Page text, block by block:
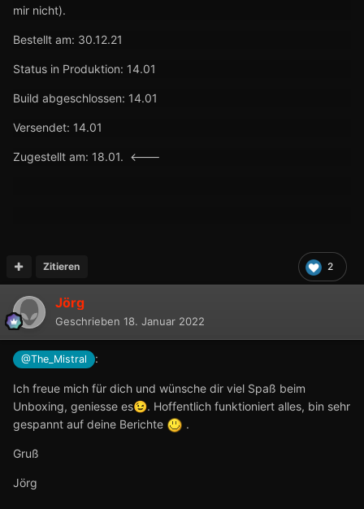
mir nicht).
Bestellt am: 30.12.21
Status in Produktion: 14.01
Build abgeschlossen: 14.01
Versendet: 14.01
Zugestellt am: 18.01. <---
2
Zitieren
Jörg
Geschrieben 18. Januar 2022
@The_Mistral :
Ich freue mich für dich und wünsche dir viel Spaß beim
Unboxing, geniesse es😉. Hoffentlich funktioniert alles, bin sehr
gespannt auf deine Berichte
.
Gruß
Jörg